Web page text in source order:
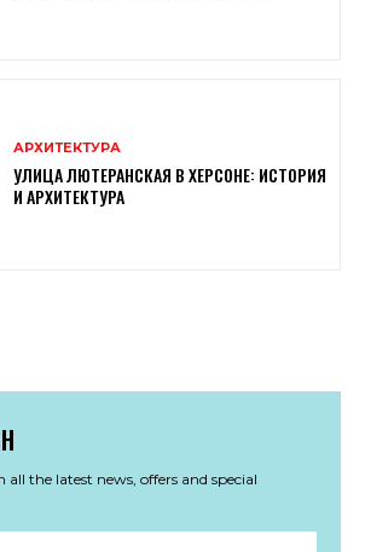
АРХИТЕКТУРА
УЛИЦА ЛЮТЕРАНСКАЯ В ХЕРСОНЕ: ИСТОРИЯ
И АРХИТЕКТУРА
all the latest news, offers and special